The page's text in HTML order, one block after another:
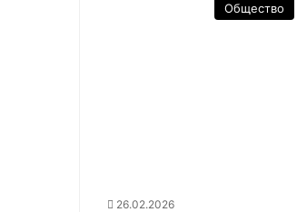
Общество
26.02.2026